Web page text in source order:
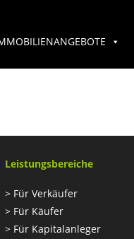
Leistungsbereiche
> Für Verkäufer
> Für Käufer
> Für Kapitalanleger